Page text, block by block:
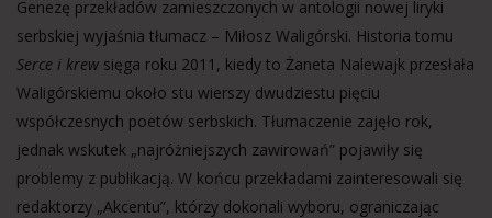
Genezę przekładów zamieszczonych w antologii nowej liryki
serbskiej wyjaśnia tłumacz – Miłosz Waligórski. Historia tomu
Serce i krew sięga roku 2011, kiedy to Żaneta Nalewajk przesłała
Waligórskiemu około stu wierszy dwudziestu pięciu
współczesnych poetów serbskich. Tłumaczenie zajęło rok,
jednak wskutek „najróżniejszych zawirowań” pojawiły się
problemy z publikacją. W końcu przekładami zainteresowali się
redaktorzy „Akcentu”, którzy dokonali wyboru, ograniczając